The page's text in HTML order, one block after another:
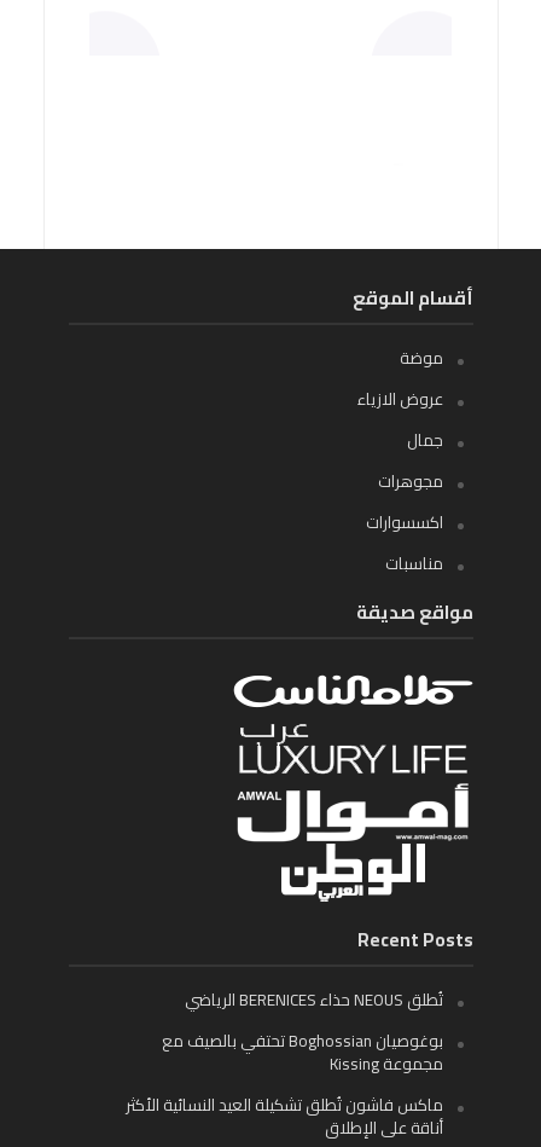
أقسام الموقع
موضة
عروض الازياء
جمال
مجوهرات
اكسسوارات
مناسبات
مواقع صديقة
Recent Posts
تُطلق NEOUS حذاء BERENICES الرياضي
بوغوصيان Boghossian تحتفي بالصيف مع
مجموعة Kissing
ماكس فاشون تُطلق تشكيلة العيد النسائية الأكثر
أناقة على الإطلاق